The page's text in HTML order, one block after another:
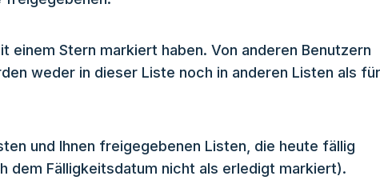
einem Stern markiert haben. Von anderen Benutzern
weder in dieser Liste noch in anderen Listen als für
und Ihnen freigegebenen Listen, die heute fällig
dem Fälligkeitsdatum nicht als erledigt markiert).